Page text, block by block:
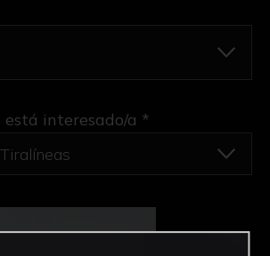
interesado/a *